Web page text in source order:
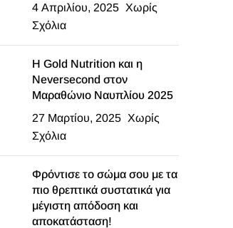
4 Απριλίου, 2025 Χωρίς
Σχόλια
Η Gold Nutrition και η
Neversecond στον
Μαραθώνιο Ναυπλίου 2025
27 Μαρτίου, 2025 Χωρίς
Σχόλια
Φρόντισε το σώμα σου με τα
πιο θρεπτικά συστατικά για
μέγιστη απόδοση και
αποκατάσταση!